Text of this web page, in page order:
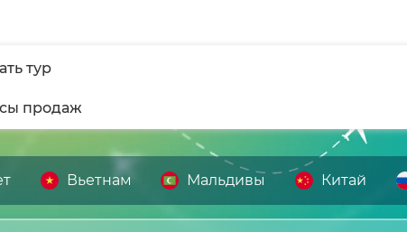
тур
продаж
Вьетнам Мальдивы Китай